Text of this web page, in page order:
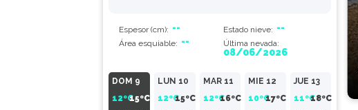
Espesor(cm): -- Estado nieve: --
Áreaesquiable: -- Última nevada:
08/06/2026
DOM 9
12ºC
15ºC
LUN 10
12ºC15ºC
MAR 11
12ºC16ºC
MIE 12
10ºC
17ºC
JUE 13
11ºC18ºC